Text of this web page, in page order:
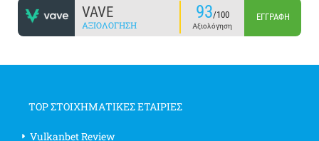
VAVE
ΑΞΙΟΛΌΓΗΣΗ
93/100
Αξιολόγηση
ΕΓΓΡΑΦΉ
TOP ΣΤΟΙΧΗΜΑΤΙΚΕΣ ΕΤΑΙΡΙΕΣ
Vulkanbet Review